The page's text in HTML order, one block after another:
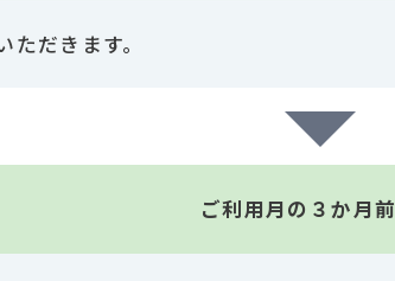
だきます。
ご利用月の３か月